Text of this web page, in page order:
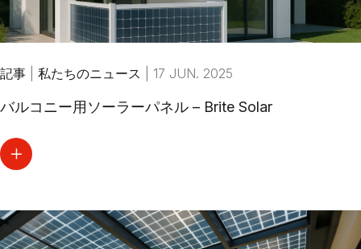
記事 私たちのニュース 17 JUN. 2025
バルコニー用ソーラーパネル – Brite Solar